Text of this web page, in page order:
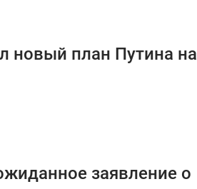
новый план Путина на
заявление о